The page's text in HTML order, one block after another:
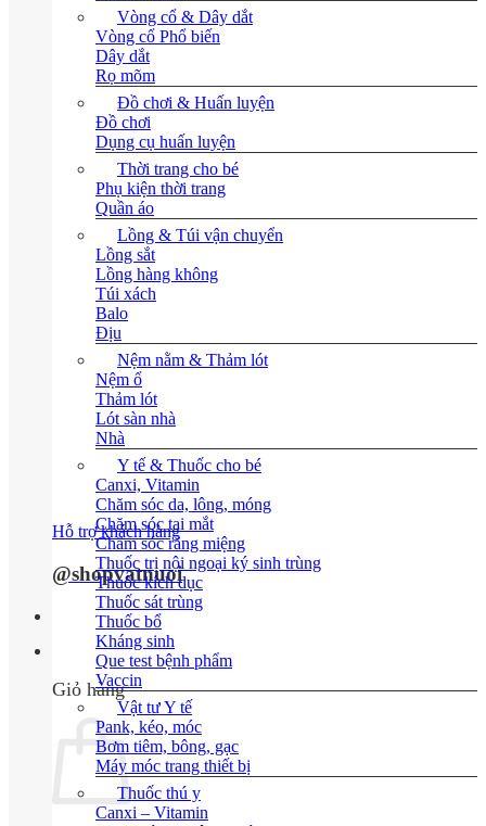
Hỗ trợ khách hàng
@shopvatnuoi
Giỏ hàng
Vòng cổ & Dây dắt
Vòng cổ
Dây dắt
Rọ mõm
Đồ chơi & Huấn luyện
Đồ chơi
Dụng cụ huấn luyện
Thời trang cho bé
Phụ kiện thời trang
Quần áo
Lồng & Túi vận chuyển
Lồng sắt
Lồng hàng không
Túi xách
Balo
Địu
Nệm nằm & Thảm lót
Nệm ổ
Thảm lót
Lót sàn nhà
Nhà
Y tế & Thuốc cho bé
Canxi, Vitamin
Chăm sóc da, lông, móng
Chăm sóc tai mắt
Chăm sóc răng miệng
Thuốc trị nội ngoại ký sinh trùng
Thuốc kích dục
Thuốc sát trùng
Thuốc bổ
Kháng sinh
Que test bệnh phẩm
Vaccin
Vật tư Y tế
Pank, kéo, móc
Bơm tiêm, bông, gạc
Máy móc trang thiết bị
Thuốc thú y
Canxi – Vitamin